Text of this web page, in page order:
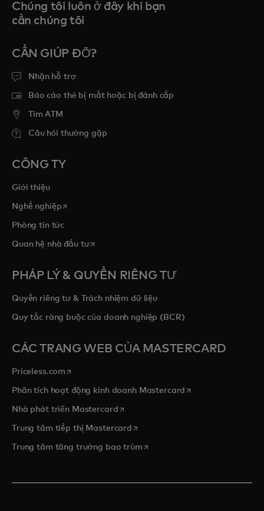
Chúng tôi luôn ở đây khi bạn
cần chúng tôi
CẦN GIÚP ĐỠ?
Nhận hỗ trợ
Báo cáo thẻ bị mất hoặc bị đánh cắp
Tim ATM
Câu hỏi thường gặp
CÔNG TY
Giới thiệu
Nghề nghiệpopens in a new tab
Phòng tin tức
Quan hệ nhà đầu tưopens in a new tab
PHÁP LÝ & QUYỀN RIÊNG TƯ
Quyền riêng tư & Trách nhiệm dữ liệu
Quy tắc ràng buộc của doanh nghiệp (BCR)
CÁC TRANG WEB CỦA MASTERCARD
Priceless.com opens in a new tab
Phân tích hoạt động kinh doanh Mastercard opens in a new tab
Nhà phát triển Mastercardopens in a new tab
Trung tâm tiếp thị Mastercardopens in a new tab
Trung tâm tăng trưởng bao trùmopens in a new tab